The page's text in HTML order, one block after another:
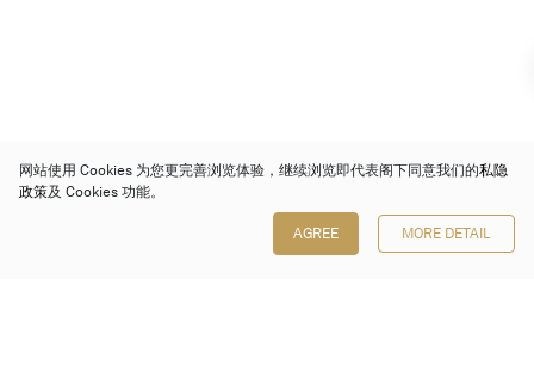
网站使用 Cookies 为您更完善浏览体验，继续浏览即代表阁下同意我们的私隐
政策及 Cookies 功能。
AGREE MORE DETAIL